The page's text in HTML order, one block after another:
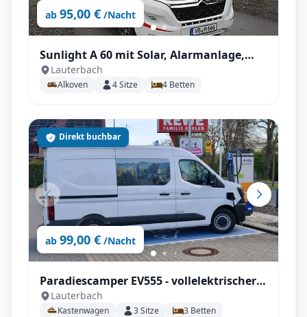
ab 95,00 € /Nacht
Sunlight A 60 mit Solar, Alarmanlage,
Markise, unter 6m! uvm.
Lauterbach
Alkoven 4Sitze 4 Betten
ab 99,00 € /Nacht
Direkt buchbar
Paradiescamper EV555 - vollelektrischer
Kastenwagen, 100% Autark
Lauterbach
Kastenwagen 3Sitze 3 Betten